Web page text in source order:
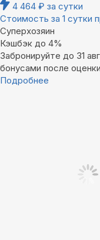
4 464 ₽ за сутки
Стоимость за 1 сутки
Суперхозяин
Кэшбэк до 4%
Забронируйте до 31
бонусами после
Подробнее